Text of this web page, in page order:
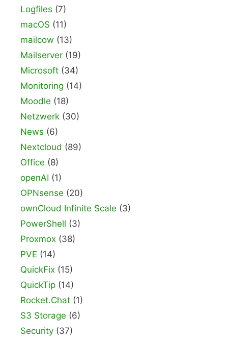
Logfiles (7)
macOS (11)
mailcow (13)
Mailserver (19)
Microsoft (34)
Monitoring (14)
Moodle (18)
Netzwerk (30)
News (6)
Nextcloud (89)
Office (8)
openAI (1)
OPNsense (20)
ownCloud Infinite Scale (3)
PowerShell (3)
Proxmox (38)
PVE (14)
QuickFix (15)
QuickTip (14)
Rocket.Chat (1)
S3 Storage (6)
Security (37)